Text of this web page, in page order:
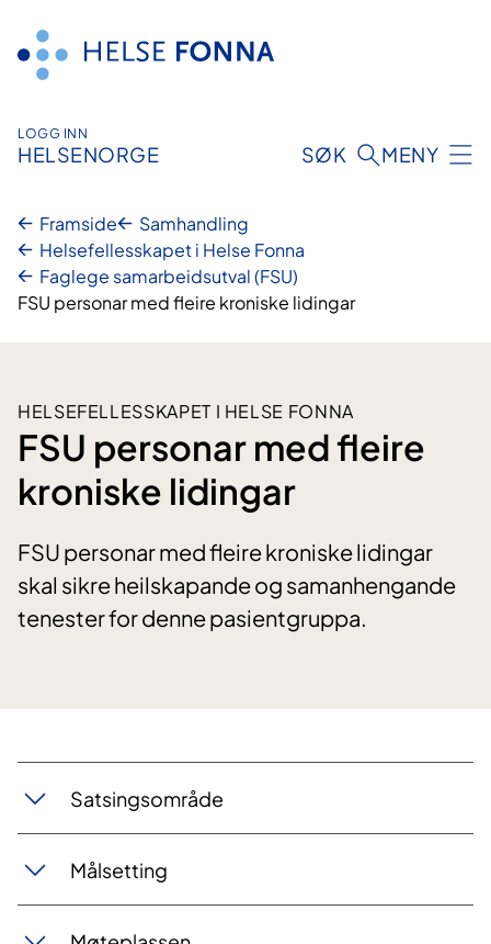
innhald
LOGG INN
HELSENORGE SØK MENY
Framside
Samhandling
Helsefellesskapet i Helse Fonna
Faglege samarbeidsutval (FSU)
FSU personar med fleire kroniske lidingar
HELSEFELLESSKAPET I HELSE FONNA
FSU personar med fleire
kroniske lidingar
FSU personar med fleire kroniske lidingar
skal sikre heilskapande og samanhengande
tenester for denne pasientgruppa.
Satsingsområde
Målsetting